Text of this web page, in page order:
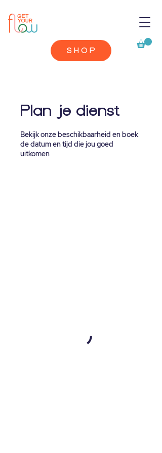
SHOP
Plan je dienst
Bekijk onze beschikbaarheid en boek
de datum en tijd die jou goed
uitkomen